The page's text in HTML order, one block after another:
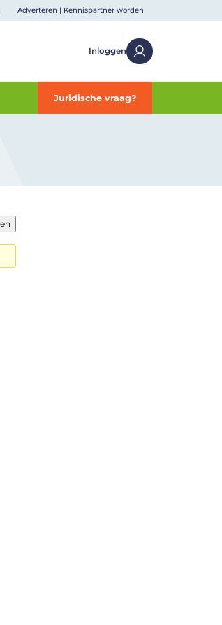
Adverteren | Kennispartner worden
Inloggen
Juridische vraag?